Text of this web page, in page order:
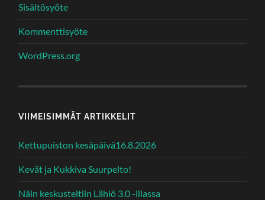
Sisältösyöte
Kommenttisyöte
WordPress.org
VIIMEISIMMÄT ARTIKKELIT
Kettupuiston kesäpäivä16.8.2026
Kevät ja Kukkiva Suurpelto!
Näin keskusteltiin Lähiö 3.0 -illassa